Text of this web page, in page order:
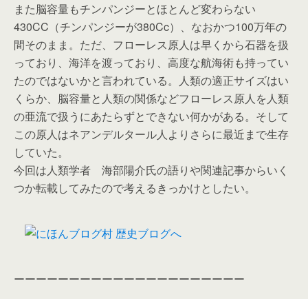
また脳容量もチンパンジーとほとんど変わらない
430CC（チンパンジーが380Cc）、なおかつ100万年の
間そのまま。ただ、フローレス原人は早くから石器を扱
っており、海洋を渡っており、高度な航海術も持ってい
たのではないかと言われている。人類の適正サイズはい
くらか、脳容量と人類の関係などフローレス原人を人類
の亜流で扱うにあたらずとできない何かがある。そして
この原人はネアンデルタール人よりさらに最近まで生存
していた。
今回は人類学者 海部陽介氏の語りや関連記事からいく
つか転載してみたので考えるきっかけとしたい。
ーーーーーーーーーーーーーーーーーーーーー